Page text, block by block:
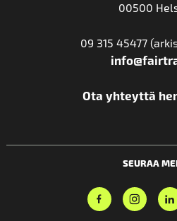
00500
09 315 45477
Ota yhteyttä
SEURAA